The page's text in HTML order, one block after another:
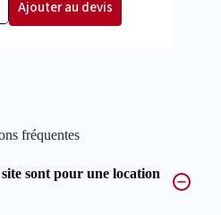
Ajouter au devis
fréquentes
sont pour une location